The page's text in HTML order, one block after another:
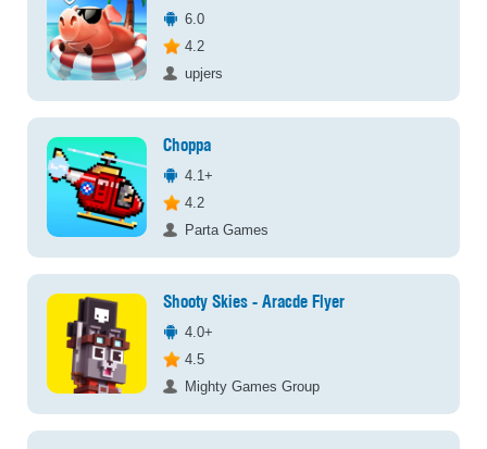
6.0
4.2
upjers
Choppa
4.1+
4.2
Parta Games
Shooty Skies - Aracde Flyer
4.0+
4.5
Mighty Games Group